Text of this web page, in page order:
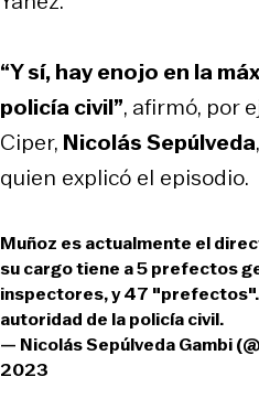
“Y sí, hay enojo en la
policía civil”, afirmó, por
Ciper, Nicolás Sepúlveda
quien explicó el episodio.
Muñoz es actualmente el
su cargo tiene a 5 prefectos
inspectores, y 47 "prefectos".
autoridad de la policía civil.
— Nicolás Sepúlveda Gambi
2023